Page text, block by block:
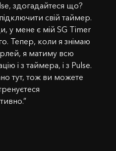
здогадайтеся що?
свій таймер.
у мене є мій SG Timer
Тепер, коли я знімаю
я матиму всю
і з таймера, і з Pulse.
тут, тож ви можете